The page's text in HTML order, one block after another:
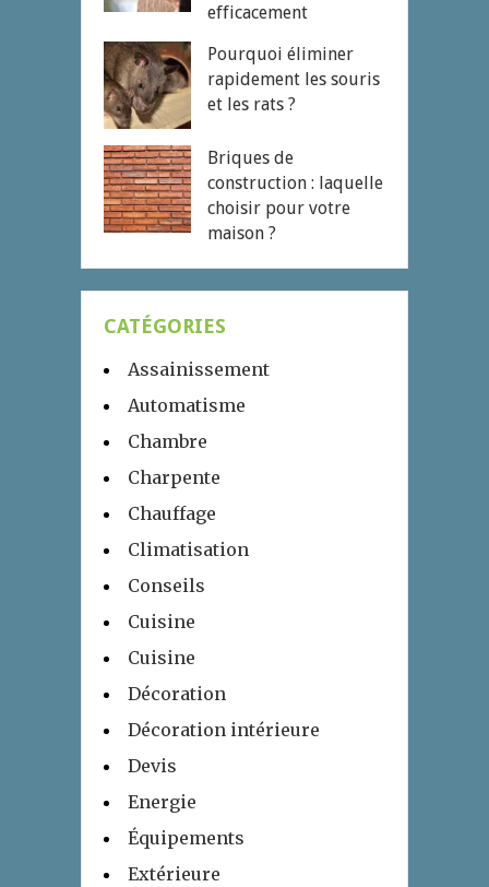
efficacement
Pourquoi éliminer
rapidement les souris
et les rats ?
Briques de
construction : laquelle
choisir pour votre
maison ?
CATÉGORIES
Assainissement
Automatisme
Chambre
Charpente
Chauffage
Climatisation
Conseils
Cuisine
Cuisine
Décoration
Décoration intérieure
Devis
Energie
Équipements
Extérieure